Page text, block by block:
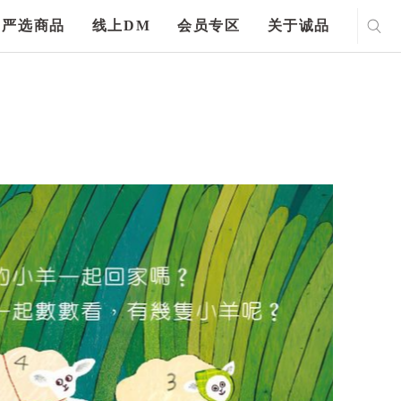
严选商品 线上DM 会员专区 关于诚品